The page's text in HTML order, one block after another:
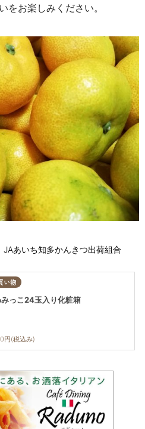
をお楽しみください。
あいち知多かんきつ出荷組合
い物
みっこ24玉入り化粧箱
円(税込み)